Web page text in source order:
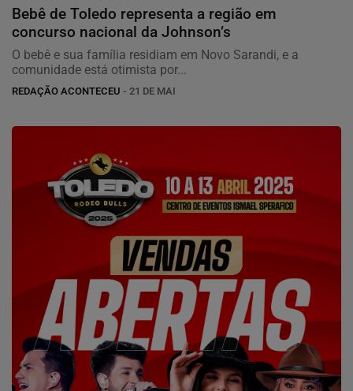
Bebê de Toledo representa a região em
concurso nacional da Johnson’s
O bebê e sua família residiam em Novo Sarandi, e a
comunidade está otimista por...
REDAÇÃO ACONTECEU - 21 DE MAI